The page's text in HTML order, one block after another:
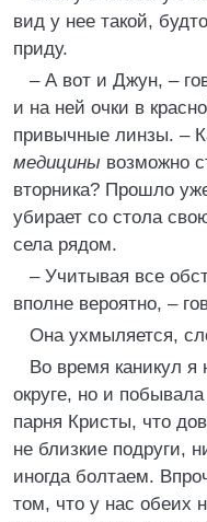
вид у нее такой,
приду.
– А вот и Джун, –
и на ней очки в
привычные линзы. –
медицины возможно
вторника? Прошло
убирает со стола
села рядом.
– Учитывая все
вполне вероятно, –
Она ухмыляется,
Во время каникул я
округе, но и
парня Кристы, что
не близкие подруги,
иногда болтаем.
том, что у нас обеих